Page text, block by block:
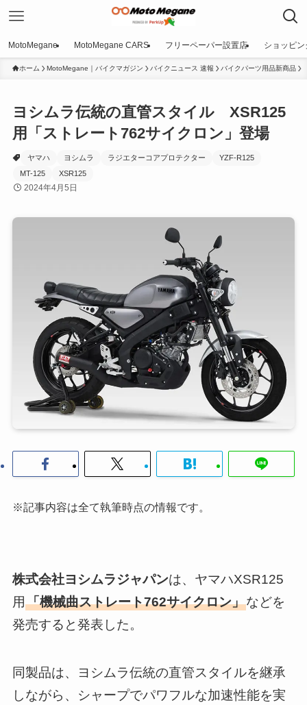
MotoMegane MotoMegane CARS フリーペーパー設置店 ショッピン
ホーム MotoMegane｜バイクマガジン バイクニュース 速報 バイクパーツ用品新商品
ヨシムラ伝統の直管スタイル XSR125
用「ストレート762サイクロン」登場
ヤマハ ヨシムラ ラジエターコアプロテクター
YZF-R125
MT-125
XSR125
2024年4月5日
※記事内容は全て執筆時点の情報です。
株式会社ヨシムラジャパンは、ヤマハXSR125
用「機械曲ストレート762サイクロン」などを
発売すると発表した。
同製品は、ヨシムラ伝統の直管スタイルを継承
しながら、シャープでパワフルな加速性能を実